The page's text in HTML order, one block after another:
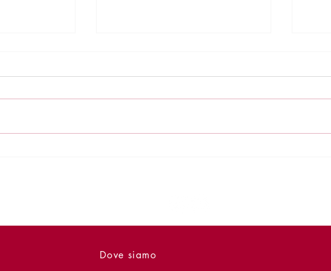
Dove siamo